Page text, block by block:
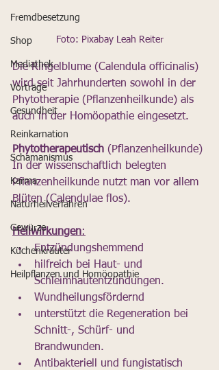
Fremdbesetzung
Shop
Mediathek
Vorträge
Gesundheit
Reinkarnation
Schamanismus
Karma
Naturheilverfahren
Gewürze
Küchenkräuter
Heilpflanzen und Homöopathie
Foto: Pixabay Leah Reiter
Die Ringelblume (Calendula officinalis)
wird seit Jahrhunderten sowohl in der
Phytotherapie (Pflanzenheilkunde) als
auch in der Homöopathie eingesetzt.
Phytotherapeutisch (Pflanzenheilkunde)
In der wissenschaftlich belegten
Pflanzenheilkunde nutzt man vor allem
Blüten (Calendulae flos).
Heilwirkungen:
Entzündungshemmend
hilfreich bei Haut- und
Schleimhautentzündungen.
Wundheilungsfördernd
unterstützt die Regeneration bei
Schnitt-, Schürf- und
Brandwunden.
Antibakteriell und fungistatisch